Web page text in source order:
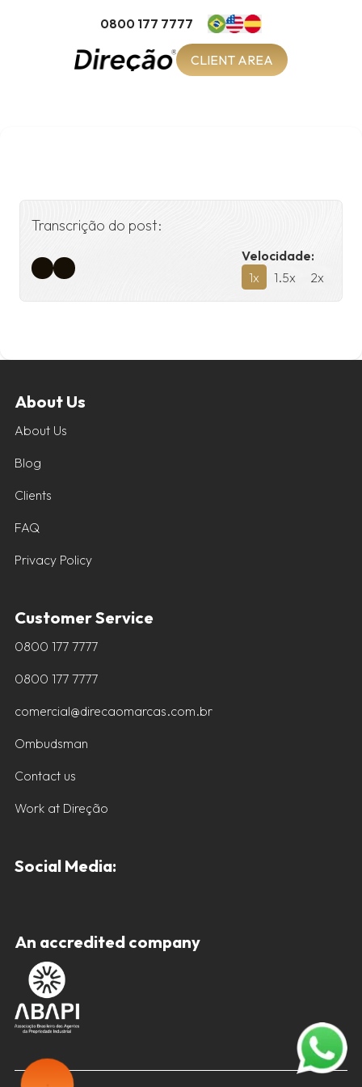
0800 177 7777
CLIENT AREA
Transcrição do post:
Velocidade:
1x 1.5x 2x
About Us
About Us
Blog
Clients
FAQ
Privacy Policy
Customer Service
0800 177 7777
0800 177 7777
comercial@direcaomarcas.com.br
Ombudsman
Contact us
Work at Direção
Social Media:
An accredited company